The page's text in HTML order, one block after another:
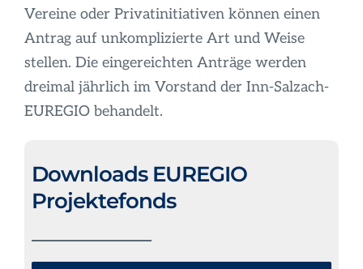
Vereine oder Privatinitiativen können einen
Antrag auf unkomplizierte Art und Weise
stellen. Die eingereichten Anträge werden
dreimal jährlich im Vorstand der Inn-Salzach-
EUREGIO behandelt.
Downloads EUREGIO
Projektefonds